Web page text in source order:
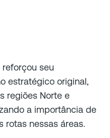
reforçou seu
estratégico original,
regiões Norte e
a importância de
rotas nessas áreas.